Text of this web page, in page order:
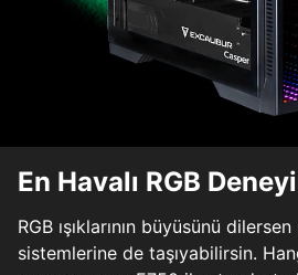
En Havalı RGB
RGB ışıklarının büyüsünü
sistemlerine de taşıyabilirsin.